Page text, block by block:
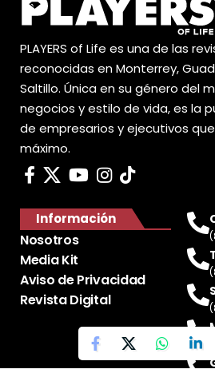
PLAYERS of Life es una de las
reconocidas en Monterrey,
Saltillo. Única en su género del
negocios y estilo de vida, es la
de empresarios y ejecutivos
máximo.
Información
Nosotros
Media Kit
Aviso de Privacidad
Revista Digital